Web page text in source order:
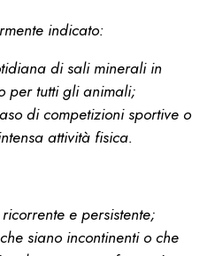
indicato:
di sali minerali in
per tutti gli animali;
di competizioni sportive o
attività fisica.
e persistente;
siano incontinenti o che